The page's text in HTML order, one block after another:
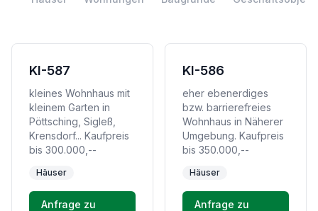
KI-587
kleines Wohnhaus mit
kleinem Garten in
Pöttsching, Sigleß,
Krensdorf... Kaufpreis
bis 300.000,--
Häuser
Anfrage zu
KI-586
eher ebenerdiges
bzw. barrierefreies
Wohnhaus in Näherer
Umgebung. Kaufpreis
bis 350.000,--
Häuser
Anfrage zu